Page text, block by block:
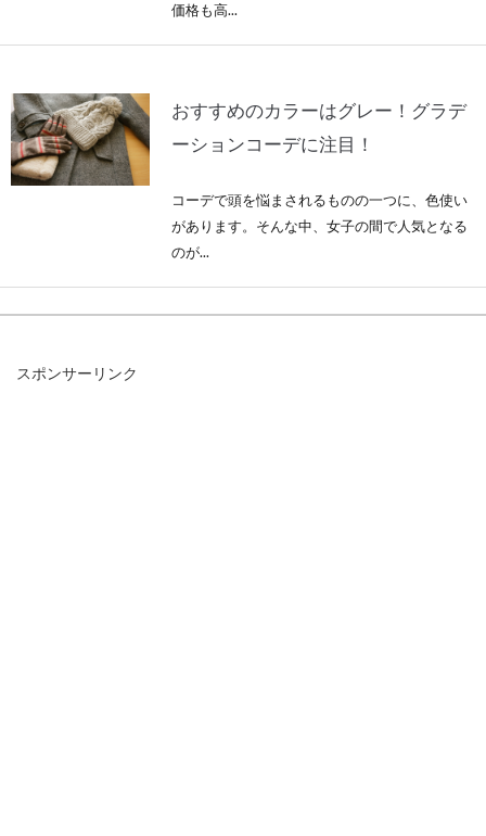
価格も高...
おすすめのカラーはグレー！グラデ
ーションコーデに注目！
コーデで頭を悩まされるものの一つに、色使い
があります。そんな中、女子の間で人気となる
のが...
スポンサーリンク